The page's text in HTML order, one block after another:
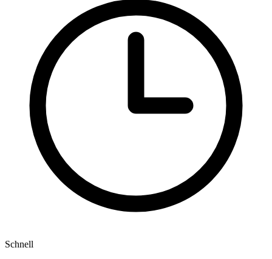
Schnell